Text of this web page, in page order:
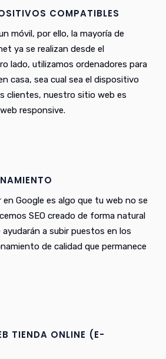
COMPATIBLES
móvil, por ello, la mayoría de
ya se realizan desde el
lado, utilizamos ordenadores para
casa, sea cual sea el dispositivo
clientes, nuestro sitio web es
responsive.
Google es algo que tu web no se
SEO creado de forma natural
a subir puestos en los
de calidad que permanece
TIENDA ONLINE (E-